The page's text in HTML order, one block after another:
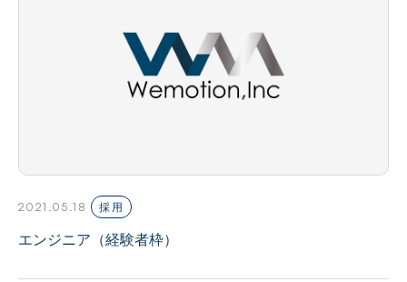
2021.05.18 採用
エンジニア（経験者枠）